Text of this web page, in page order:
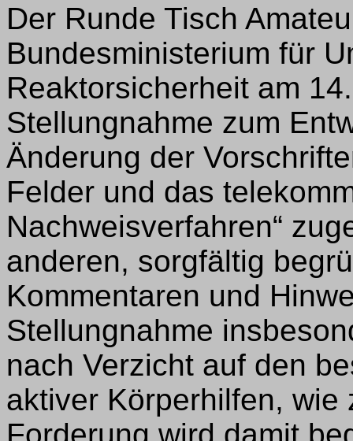
Der Runde Tisch
Bundesministerium für
Reaktorsicherheit am
Stellungnahme zum
Änderung der
Felder und das
Nachweisverfahren“
anderen, sorgfältig
Kommentaren und
Stellungnahme
nach Verzicht auf den
aktiver Körperhilfen,